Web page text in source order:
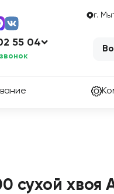
г.
55 04
сухой хвоя